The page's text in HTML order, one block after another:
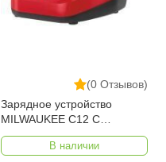
(0 Отзывов)
Зарядное устройство
MILWAUKEE C12 C
4932352000
В наличии